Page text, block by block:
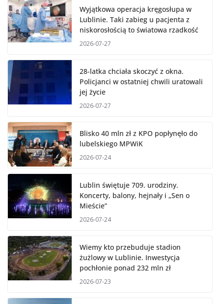
Wyjątkowa operacja kręgosłupa w
Lublinie. Taki zabieg u pacjenta z
niskorosłością to światowa rzadkość
2026-07-27
28-latka chciała skoczyć z okna.
Policjanci w ostatniej chwili uratowali
jej życie
2026-07-27
Blisko 40 mln zł z KPO popłynęło do
lubelskiego MPWiK
2026-07-24
Lublin świętuje 709. urodziny.
Koncerty, balony, hejnały i „Sen o
Mieście”
2026-07-24
Wiemy kto przebuduje stadion
żużlowy w Lublinie. Inwestycja
pochłonie ponad 232 mln zł
2026-07-23